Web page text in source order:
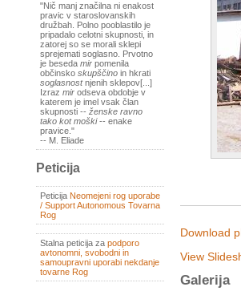
"Nič manj značilna ni enakost
pravic v staroslovanskih
družbah. Polno pooblastilo je
pripadalo celotni skupnosti, in
zatorej so se morali sklepi
sprejemati soglasno. Prvotno
je beseda mir pomenila
občinsko skupščino in hkrati
soglasnostnjenih sklepov[...]
Izraz mir odseva obdobje v
katerem je imel vsak član
skupnosti -- ženske ravno
tako kot moški-- enake
pravice."
-- M. Eliade
Peticija
Peticija Neomejeni rog uporabe
/ Support Autonomous Tovarna
Rog
Stalna peticija za podporo
avtonomni, svobodni in
samoupravni uporabi nekdanje
tovarne Rog
Download
View
Galerija